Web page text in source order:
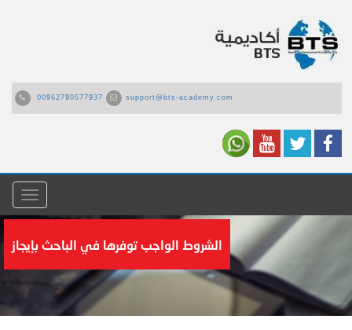
00962790577937 support@bts-academy.com
القائمة
الشروط الواجب توفرها في الباحث بإيجاز